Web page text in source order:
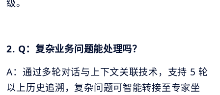
级。
2. Q：复杂业务问题能处理吗？
A：通过多轮对话与上下文关联技术，支持 5 轮
以上历史追溯，复杂问题可智能转接至专家坐